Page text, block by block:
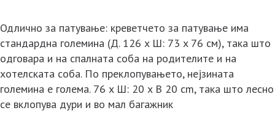
Одлично за патување: креветчето за патување има
стандардна големина (Д. 126 x Ш: 73 x 76 см), така што
одговара и на спалната соба на родителите и на
хотелската соба. По преклопувањето, нејзината
големина е голема. 76 x Ш: 20 x В 20 cm, така што лесно
се вклопува дури и во мал багажник